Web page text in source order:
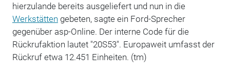
hierzulande bereits ausgeliefert und nun in die
Werkstätten gebeten, sagte ein Ford-Sprecher
gegenüber asp-Online. Der interne Code für die
Rückrufaktion lautet "20S53". Europaweit umfasst der
Rückruf etwa 12.451 Einheiten. (tm)